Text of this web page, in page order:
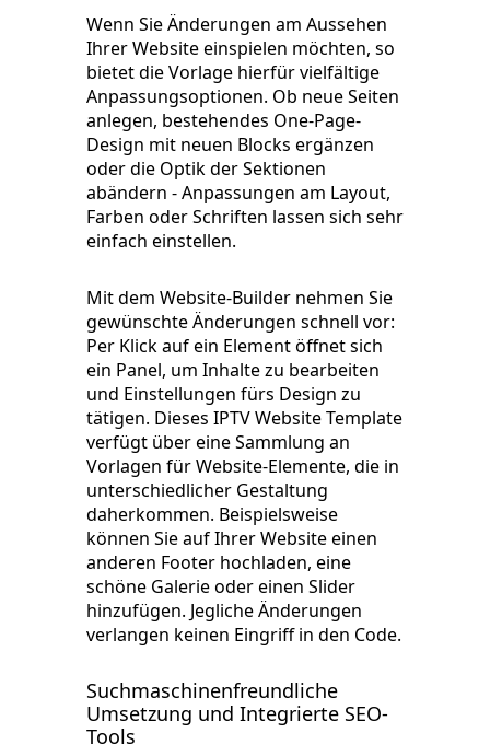
Wenn Sie Änderungen am Aussehen
Ihrer Website einspielen möchten, so
bietet die Vorlage hierfür vielfältige
Anpassungsoptionen. Ob neue Seiten
anlegen, bestehendes One-Page-
Design mit neuen Blocks ergänzen
oder die Optik der Sektionen
abändern - Anpassungen am Layout,
Farben oder Schriften lassen sich sehr
einfach einstellen.
Mit dem Website-Builder nehmen Sie
gewünschte Änderungen schnell vor:
Per Klick auf ein Element öffnet sich
ein Panel, um Inhalte zu bearbeiten
und Einstellungen fürs Design zu
tätigen. Dieses IPTV Website Template
verfügt über eine Sammlung an
Vorlagen für Website-Elemente, die in
unterschiedlicher Gestaltung
daherkommen. Beispielsweise
können Sie auf Ihrer Website einen
anderen Footer hochladen, eine
schöne Galerie oder einen Slider
hinzufügen. Jegliche Änderungen
verlangen keinen Eingriff in den Code.
Suchmaschinenfreundliche
Umsetzung und Integrierte SEO-
Tools